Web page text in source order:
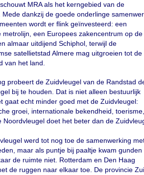
MRA als het kerngebied van de
Mede dankzij de goede onderlinge
wordt er flink geïnvesteerd: een
metrolijn, een Europees zakencentrum op de
almaar uitdijend Schiphol, terwijl de
satellietstad Almere mag uitgroeien tot de
van het land.
probeert de Zuidvleugel van de Randstad
bij te houden. Dat is niet alleen bestuurlijk
gaat echt minder goed met de Zuidvleugel:
groei, internationale bekendheid, toerisme,
Noordvleugel doet het beter dan de
werd tot nog toe de samenwerking
maar als puntje bij paaltje kwam gunden
de ruimte niet. Rotterdam en Den Haag
de ruggen naar elkaar toe. De provincie